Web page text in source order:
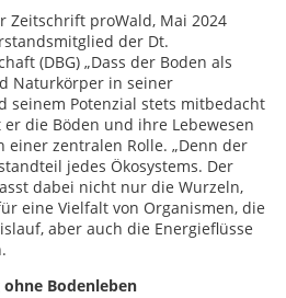
Zeitschrift proWald, Mai 2024
der Dt.
(DBG) „Dass der Boden als
Naturkörper in seiner
seinem Potenzial stets mitbedacht
die Böden und ihre Lebewesen
einer zentralen Rolle. „Denn der
jedes Ökosystems. Der
dabei nicht nur die Wurzeln,
eine Vielfalt von Organismen, die
aber auch die Energieflüsse
Bodenleben